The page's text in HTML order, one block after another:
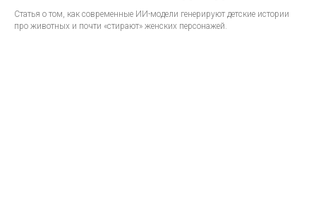
Статья о том, как современные ИИ-модели генерируют детские истории
про животных и почти «стирают» женских персонажей.